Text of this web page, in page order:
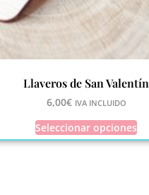
Llaveros de San Valentín
6,00€ IVA INCLUIDO
Seleccionar opciones